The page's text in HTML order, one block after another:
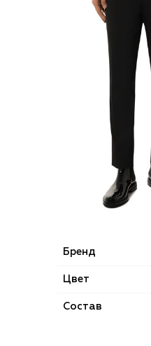
Бренд
Цвет
Состав